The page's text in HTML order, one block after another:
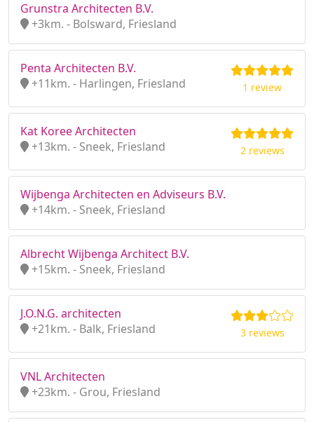
Grunstra Architecten B.V.
+3km. - Bolsward, Friesland
Penta Architecten B.V.
+11km. - Harlingen, Friesland
1 review
Kat Koree Architecten
+13km. - Sneek, Friesland
2 reviews
Wijbenga Architecten en Adviseurs B.V.
+14km. - Sneek, Friesland
Albrecht Wijbenga Architect B.V.
+15km. - Sneek, Friesland
J.O.N.G. architecten
+21km. - Balk, Friesland
3 reviews
VNL Architecten
+23km. - Grou, Friesland